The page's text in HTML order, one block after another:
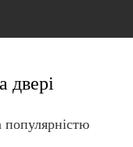
двері
популярністю